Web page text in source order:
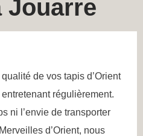
Jouarre
de vos tapis d’Orient
régulièrement.
ni l’envie de transporter
d’Orient, nous